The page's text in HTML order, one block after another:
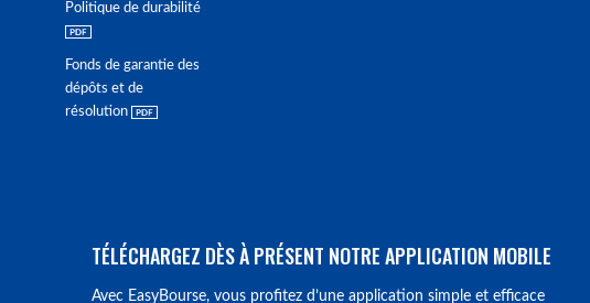
Politique de durabilité
Fonds de garantie des
dépôts et de
résolution
TÉLÉCHARGEZ DÈS À PRÉSENT NOTRE APPLICATION MOBILE
Avec EasyBourse, vous profitez d’une application simple et efficace